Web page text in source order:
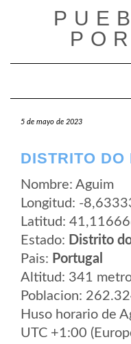
5 de mayo de 2023
DISTRITO DO
Nombre: Aguim
Longitud: -
Latitud:
Estado: Distrito
Pais: Portugal
Altitud: 341
Poblacion:
Huso horario de
UTC +1:00